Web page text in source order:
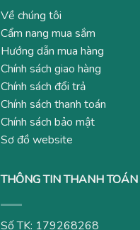
Về chúng tôi
Cẩm nang mua sắm
Hướng dẫn mua hàng
Chính sách giao hàng
Chính sách đổi trả
Chính sách thanh toán
Chính sách bảo mật
Sơ đồ website
THÔNG TIN THANH TOÁN
Số TK: 179268268